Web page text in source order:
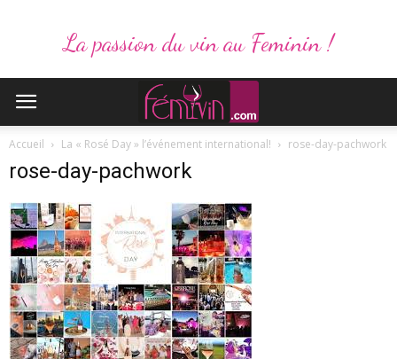
La passion du vin au Feminin !
Accueil La « Rosé Day » l’événement international! rose-day-pachwork
rose-day-pachwork